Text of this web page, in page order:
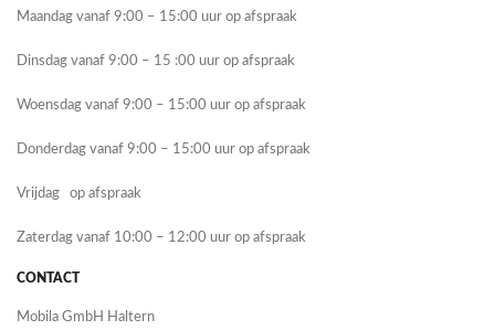
Maandag vanaf 9:00 – 15:00 uur op afspraak
Dinsdag vanaf 9:00 – 15 :00 uur op afspraak
Woensdag vanaf 9:00 – 15:00 uur op afspraak
Donderdag vanaf 9:00 – 15:00 uur op afspraak
Vrijdag op afspraak
Zaterdag vanaf 10:00 – 12:00 uur op afspraak
CONTACT
Mobila GmbH Haltern